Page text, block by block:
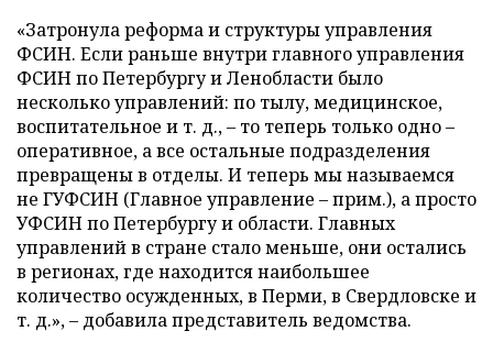
«Затронула реформа и структуры управления
ФСИН. Если раньше внутри главного управления
ФСИН по Петербургу и Ленобласти было
несколько управлений: по тылу, медицинское,
воспитательное и т. д., – то теперь только одно –
оперативное, а все остальные подразделения
превращены в отделы. И теперь мы называемся
не ГУФСИН (Главное управление – прим.), а просто
УФСИН по Петербургу и области. Главных
управлений в стране стало меньше, они остались
в регионах, где находится наибольшее
количество осужденных, в Перми, в Свердловске и
т. д.», – добавила представитель ведомства.